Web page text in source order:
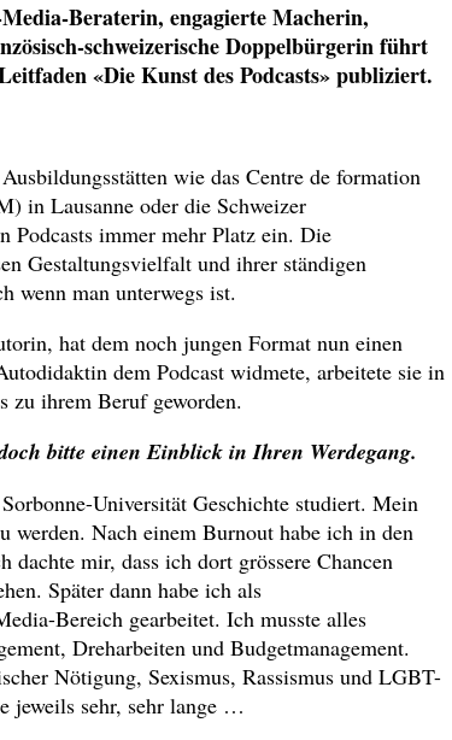
Beraterin, engagierte Macherin,
schweizerische Doppelbürgerin führt
«Die Kunst des Podcasts» publiziert.
wie das Centre de formation
in Lausanne oder die Schweizer
Podcasts immer mehr Platz ein. Die
Gestaltungsvielfalt und ihrer ständigen
wenn man unterwegs ist.
hat dem noch jungen Format nun einen
dem Podcast widmete, arbeitete sie in
zu ihrem Beruf geworden.
bitte einen Einblick in Ihren Werdegang.
Universität Geschichte studiert. Mein
werden. Nach einem Burnout habe ich in den
dachte mir, dass ich dort grössere Chancen
Später dann habe ich als
Bereich gearbeitet. Ich musste alles
Dreharbeiten und Budgetmanagement.
Nötigung, Sexismus, Rassismus und LGBT-
jeweils sehr, sehr lange …